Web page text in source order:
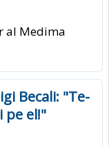
al Medima
Becali: "Te-
pe el!"